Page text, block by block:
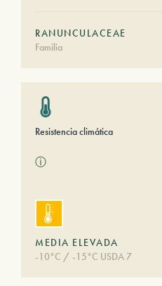
RANUNCULACEAE
Familia
Resistencia climática
ⓘ
MEDIA ELEVADA
-10°C / -15°C USDA 7